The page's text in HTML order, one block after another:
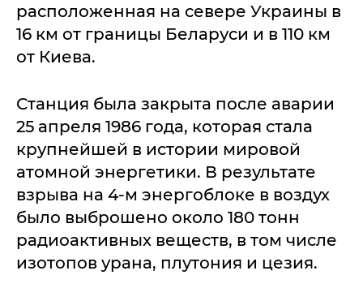
расположенная на севере Украины в
16 км от границы Беларуси и в 110 км
от Киева.
Станция была закрыта после аварии
25 апреля 1986 года, которая стала
крупнейшей в истории мировой
атомной энергетики. В результате
взрыва на 4-м энергоблоке в воздух
было выброшено около 180 тонн
радиоактивных веществ, в том числе
изотопов урана, плутония и цезия.